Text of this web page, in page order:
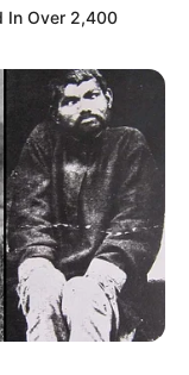
In Over 2,400